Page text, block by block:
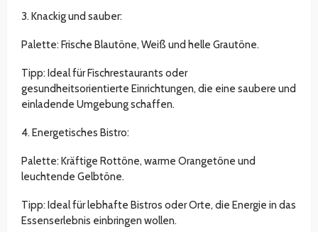
3. Knackig und sauber:
Palette: Frische Blautöne, Weiß und helle Grautöne.
Tipp: Ideal für Fischrestaurants oder
gesundheitsorientierte Einrichtungen, die eine saubere und
einladende Umgebung schaffen.
4. Energetisches Bistro:
Palette: Kräftige Rottöne, warme Orangetöne und
leuchtende Gelbtöne.
Tipp: Ideal für lebhafte Bistros oder Orte, die Energie in das
Essenserlebnis einbringen wollen.